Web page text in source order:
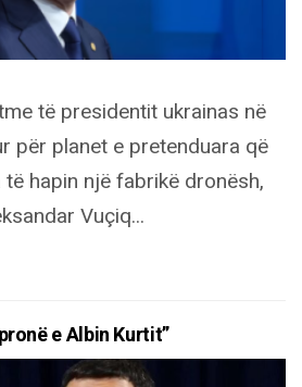
të presidentit ukrainas në
për planet e pretenduara që
të hapin një fabrikë dronësh,
Vuçiq...
e Albin Kurtit”